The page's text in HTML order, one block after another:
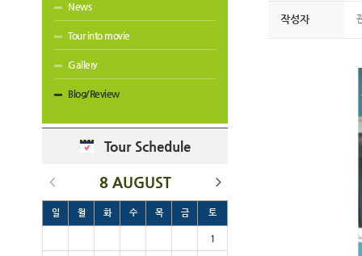
News
Tour into movie
Gallery
Blog/Review
Tour Schedule
8 AUGUST
일 월 화 수 목 금 토
1
작성자